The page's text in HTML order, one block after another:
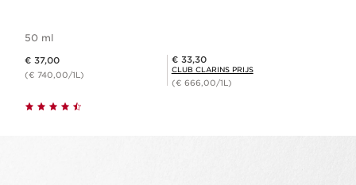
50 ml
€ 37,00
(€ 740,00/1L)
Club Clarins Prijs € 33,30
€ 33,30
CLUB CLARINS PRIJS
(€ 666,00/1L)